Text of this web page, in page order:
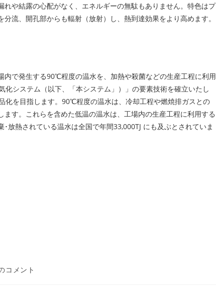
れや結露の心配がなく、エネルギーの無駄もありません。特色はプ
流、開孔部からも輻射（放射）し、熱到達効果をより高めます。
で発生する90℃程度の温水を、加熱や殺菌などの生産工程に利用
システム（以下、「本システム」）」の要素技術を確立いたし
化を目指します。90℃程度の温水は、冷却工程や燃焼排ガスとの
す。これらを含めた低温の温水は、工場内の生産工程に利用する
放熱されている温水は全国で年間33,000TJ にも及ぶとされていま
コメント